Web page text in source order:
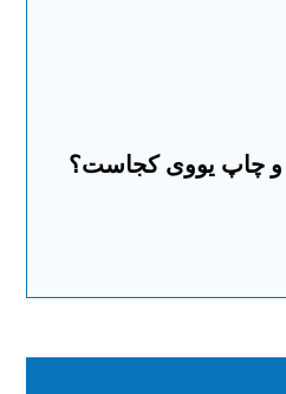
چاپ یووی کجاست؟